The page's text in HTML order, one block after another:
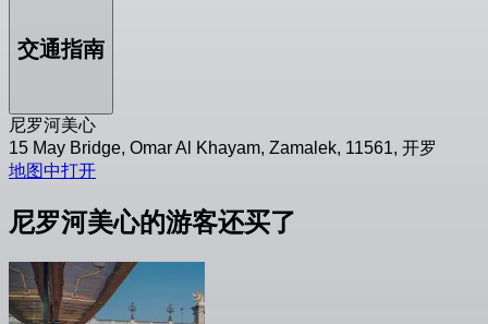
交通指南
尼罗河美心
15 May Bridge, Omar Al Khayam, Zamalek, 11561, 开罗
地图中打开
尼罗河美心的游客还买了